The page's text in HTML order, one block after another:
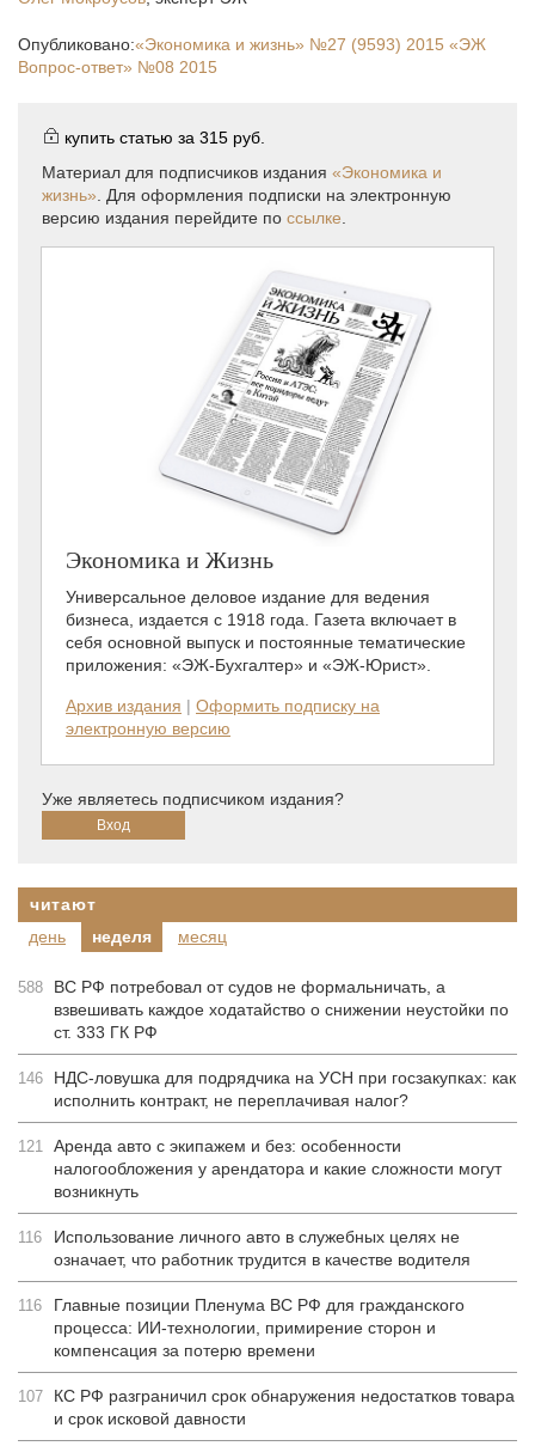
Опубликовано:«Экономика и жизнь» №27 (9593) 2015 «ЭЖ
Вопрос-ответ» №08 2015
купить статью за 315 руб.
Материал для подписчиков издания «Экономика и
жизнь» . Для оформления подписки на электронную
версию издания перейдите по ссылке
Экономика и Жизнь
Универсальное деловое издание для ведения
бизнеса, издается с 1918 года. Газета включает в
себя основной выпуск и постоянные тематические
приложения: «ЭЖ-Бухгалтер» и «ЭЖ-Юрист».
Архив издания | Оформить подписку на
электронную версию
Уже являетесь подписчиком издания?
читают
день
неделя месяц
588
ВС РФ потребовал от судов не формальничать, а
взвешивать каждое ходатайство о снижении неустойки по
ст. 333 ГК РФ
146
НДС-ловушка для подрядчика на УСН при госзакупках: как
исполнить контракт, не переплачивая налог?
121
Аренда авто с экипажем и без: особенности
налогообложения у арендатора и какие сложности могут
возникнуть
116
Использование личного авто в служебных целях не
означает, что работник трудится в качестве водителя
116
Главные позиции Пленума ВС РФ для гражданского
процесса: ИИ-технологии, примирение сторон и
компенсация за потерю времени
107
КС РФ разграничил срок обнаружения недостатков товара
и срок исковой давности